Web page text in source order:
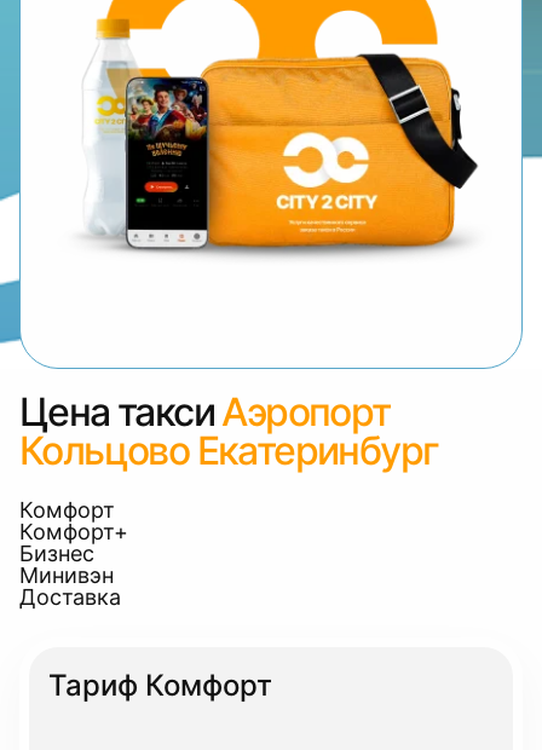
Цена таксиАэропорт
Кольцово Екатеринбург
Комфорт
Комфорт+
Бизнес
Минивэн
Доставка
Тариф Комфорт